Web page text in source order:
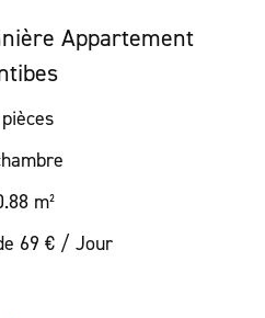
Appartement
m²
69 € / Jour